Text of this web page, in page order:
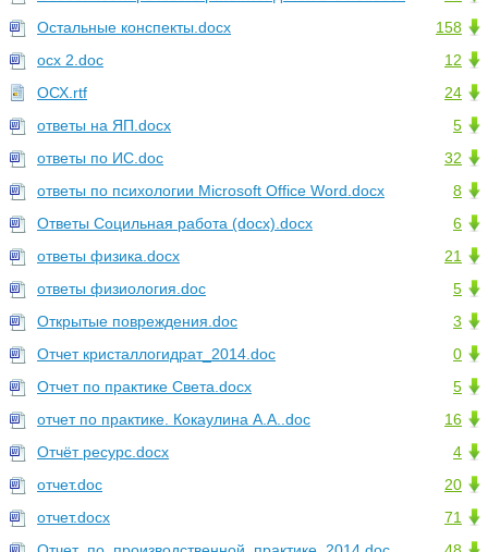
158
Остальные конспекты.docx
12
осх 2.doc
24
ОСХ.rtf
5
ответы на ЯП.docx
32
ответы по ИС.doc
8
ответы по психологии Microsoft Office Word.docx
6
Ответы Социльная работа (docx).docx
21
ответы физика.docx
5
ответы физиология.doc
3
Открытые повреждения.doc
0
Отчет кристаллогидрат_2014.doc
5
Отчет по практике Света.docx
16
отчет по практике. Кокаулина А.А..doc
4
Отчёт ресурс.docx
20
отчет.doc
71
отчет.docx